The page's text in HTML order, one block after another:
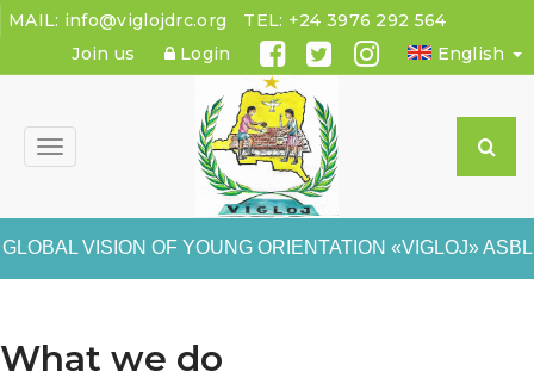
MAIL: info@viglojdrc.org TEL: +24 3976 292 564
Join us
Login English
Toggle
GLOBAL VISION OF YOUNG ORIENTATION «VIGLOJ» ASBL
What we do